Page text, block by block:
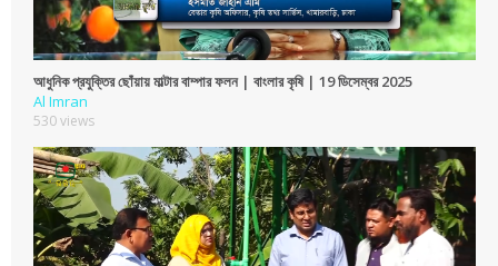
আধুনিক প্রযুক্তির ছোঁয়ায় মাল্টার বাম্পার ফলন | বাংলার কৃষি | 19 ডিসেম্বর 2025
Al Imran
530 views